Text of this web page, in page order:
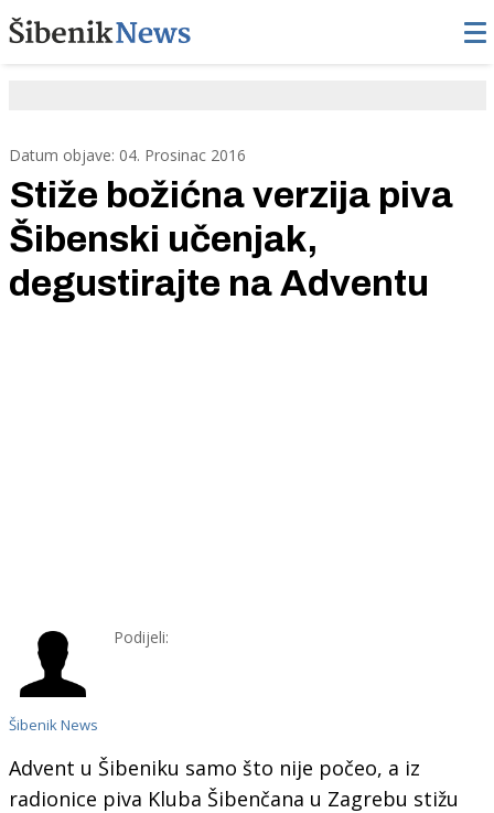
Datum objave: 04. Prosinac 2016
Stiže božićna verzija piva
Šibenski učenjak,
degustirajte na Adventu
Šibenik News
Podijeli:
Advent u Šibeniku samo što nije počeo, a iz
radionice piva Kluba Šibenčana u Zagrebu stižu